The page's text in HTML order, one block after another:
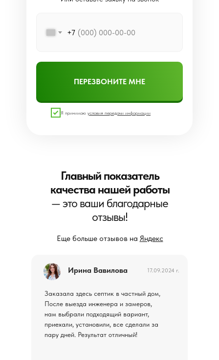
Я принимаю условия передачи информации
+7
ПЕРЕЗВОНИТЕ МНЕ
Главный показатель
качества нашей работы
— это ваши благодарные
отзывы!
Еще больше отзывов на Яндекс
Заказала здесь септик в частный дом,
После выезда инженера и замеров,
нам выбрали подходящий вариант,
приехали, установили, все сделали за
пару дней. Результат отличный!
Ирина Вавилова 17.09.2024 г.